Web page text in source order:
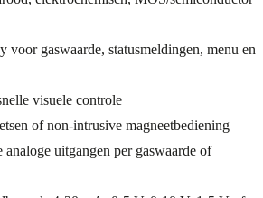
gaswaarde, statusmeldingen, menu en
visuele controle
of non-intrusive magneetbediening
uitgangen per gaswaarde of